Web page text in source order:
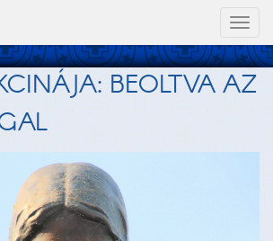
BEOLTVA AZ